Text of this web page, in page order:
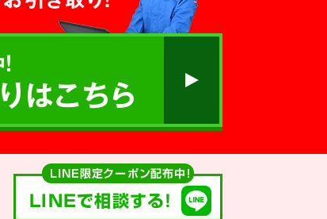
はこちら
LINE限定クーポン配布中！
LINEで相談する!